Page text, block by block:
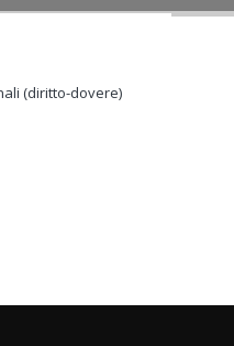
(diritto-dovere)